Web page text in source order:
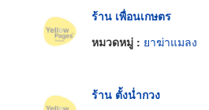
ร้าน เพื่อนเกษตร
หมวดหมู่ : ยาฆ่าแมลง
ร้าน ตั้งน่ำกวง